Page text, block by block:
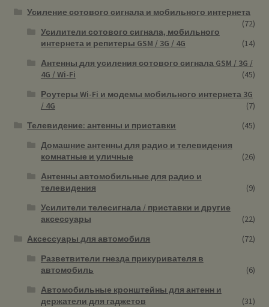
Усиление сотового сигнала и мобильного интернета
(72)
Усилители сотового сигнала, мобильного
интернета и репитеры GSM / 3G / 4G
(14)
Антенны для усиления сотового сигнала GSM / 3G /
4G / Wi-Fi
(45)
Роутеры Wi-Fi и модемы мобильного интернета 3G
/ 4G
(7)
Телевидение: антенны и приставки
(45)
Домашние антенны для радио и телевидения
комнатные и уличные
(26)
Антенны автомобильные для радио и
телевидения
(9)
Усилители телесигнала / приставки и другие
аксессуары
(22)
Аксессуары для автомобиля
(72)
Разветвители гнезда прикуривателя в
автомобиль
(6)
Автомобильные кронштейны для антенн и
держатели для гаджетов
(31)